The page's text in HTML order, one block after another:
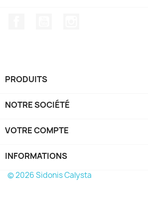
PRODUITS
NOTRE SOCIÉTÉ
VOTRE COMPTE
INFORMATIONS
© 2026 Sidonis Calysta